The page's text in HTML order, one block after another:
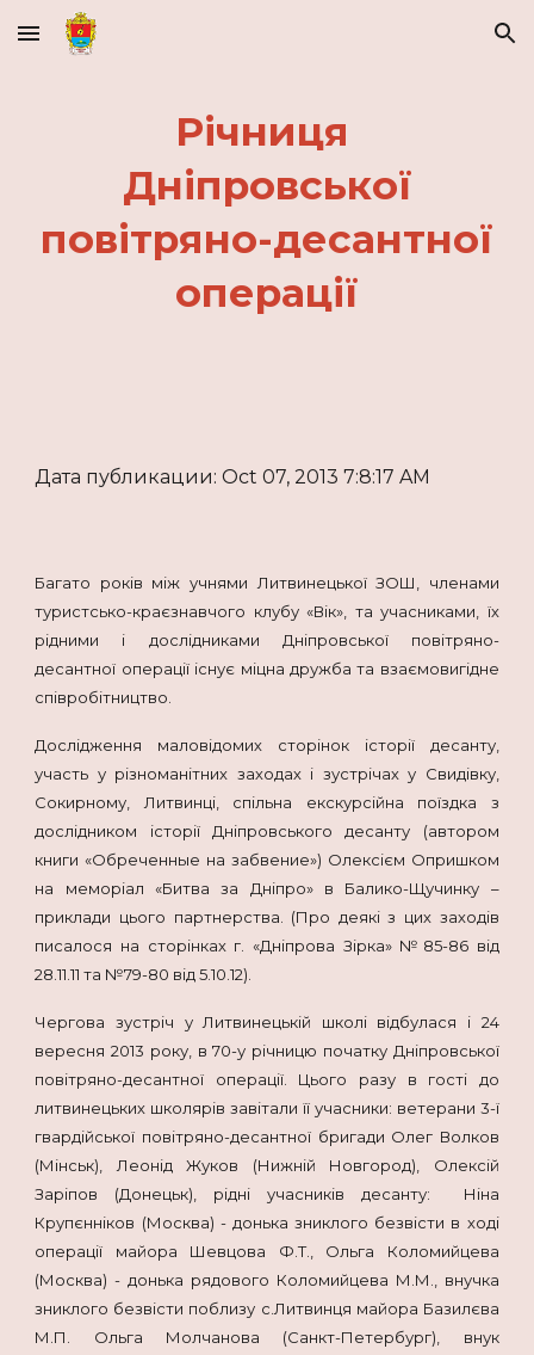
Skip to main content Skip to navigation
Річниця
Дніпровської
повітряно-десантної
операції
Дата публикации: Oct 07, 2013 7:8:17 AM
Багато років між учнями Литвинецької ЗОШ, членами
туристсько-краєзнавчого клубу «Вік», та учасниками, їх
рідними і дослідниками Дніпровської повітряно-
десантної операції існує міцна дружба та взаємовигідне
співробітництво.
Дослідження маловідомих сторінок історії десанту,
участь у різноманітних заходах і зустрічах у Свидівку,
Сокирному, Литвинці, спільна екскурсійна поїздка з
дослідником історії Дніпровського десанту (автором
книги «Обреченные на забвение») Олексієм Опришком
на меморіал «Битва за Дніпро» в Балико-Щучинку –
приклади цього партнерства. (Про деякі з цих заходів
писалося на сторінках г. «Дніпрова Зірка» №85-86 від
28.11.11 та №79-80 від 5.10.12).
Чергова зустріч у Литвинецькій школі відбулася і 24
вересня 2013 року, в 70-у річницю початку Дніпровської
повітряно-десантної операції. Цього разу в гості до
литвинецьких школярів завітали її учасники: ветерани 3-ї
гвардійської повітряно-десантної бригади Олег Волков
(Мінськ), Леонід Жуков (Нижній Новгород), Олексій
Заріпов (Донецьк), рідні учасників десанту: Ніна
Крупєнніков (Москва) - донька зниклого безвісти в ході
операції майора Шевцова Ф.Т., Ольга Коломийцева
(Москва) - донька рядового Коломийцева М.М., внучка
зниклого безвісти поблизу с.Литвинця майора Базилєва
М.П. Ольга Молчанова (Санкт-Петербург), внук